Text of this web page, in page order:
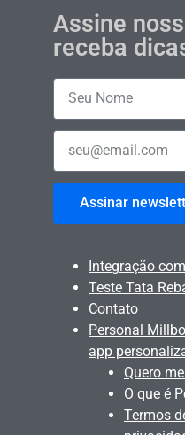
Assine
receba
Assinar
Integração
Teste Tata
Contato
Personal
app
Quero
O que é
Termos